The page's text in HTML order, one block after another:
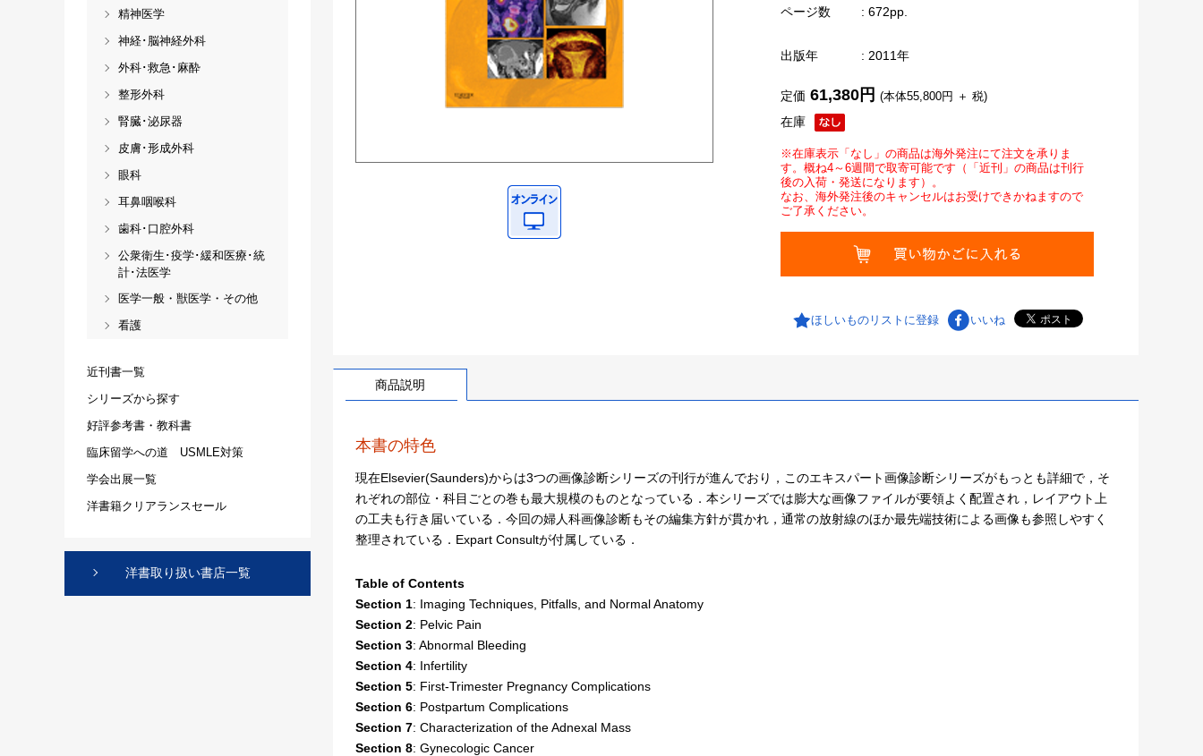
ページ数 : 672pp.
出版年 : 2011年
在庫
定価 61,380円 (本体55,800円 ＋ 税)
※在庫表示「なし」の商品は海外発注にて注文を承りま
す。概ね4～6週間で取寄可能です（「近刊」の商品は刊行
後の入荷・発送になります）。
なお、海外発注後のキャンセルはお受けできかねますので
ご了承ください。
ほしいものリストに登録 いいね
商品説明
本書の特色
現在Elsevier(Saunders)からは3つの画像診断シリーズの刊行が進んでおり，このエキスパート画像診断シリーズがもっとも詳細で，そ
れぞれの部位・科目ごとの巻も最大規模のものとなっている．本シリーズでは膨大な画像ファイルが要領よく配置され，レイアウト上
の工夫も行き届いている．今回の婦人科画像診断もその編集方針が貫かれ，通常の放射線のほか最先端技術による画像も参照しやすく
整理されている．Expart Consultが付属している．
Table of Contents
Section 1: Imaging Techniques, Pitfalls, and Normal Anatomy
Section 2: Pelvic Pain
Section 3: Abnormal Bleeding
Section 4: Infertility
Section 5: First-Trimester Pregnancy Complications
Section 6: Postpartum Complications
Section 7: Characterization of the Adnexal Mass
Section 8: Gynecologic Cancer
精神医学
神経･脳神経外科
外科･救急･麻酔
整形外科
腎臓･泌尿器
皮膚･形成外科
眼科
耳鼻咽喉科
歯科･口腔外科
公衆衛生･疫学･緩和医療･統
計･法医学
医学一般・獣医学・その他
看護
近刊書一覧
シリーズから探す
好評参考書・教科書
臨床留学への道 USMLE対策
学会出展一覧
洋書籍クリアランスセール
洋書取り扱い書店一覧